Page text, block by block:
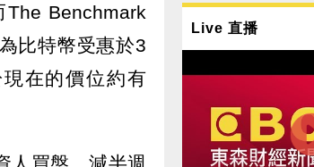
Benchmark
比特幣受惠於3
在的價位約有
人買盤、減半週
Live 直播